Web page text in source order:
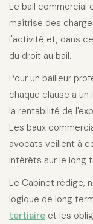
Le bail commercial
maîtrise des
l'activité et, dans
du droit au bail.
Pour un bailleur
chaque clause a
la rentabilité de
Les baux
avocats veillent à
intérêts sur le long
Le Cabinet rédige,
logique de long
tertiaire et les